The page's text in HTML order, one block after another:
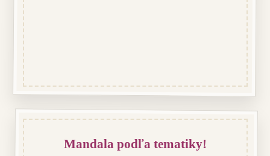
Mandala podľa tematiky!